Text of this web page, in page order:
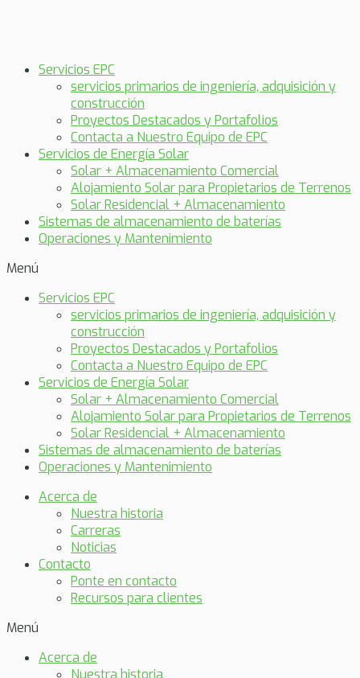
Servicios EPC
servicios primarios de ingeniería, adquisición y
construcción
Proyectos Destacados y Portafolios
Contacta a Nuestro Equipo de EPC
Servicios de Energía Solar
Solar + Almacenamiento Comercial
Alojamiento Solar para Propietarios de Terrenos
Solar Residencial + Almacenamiento
Sistemas de almacenamiento de baterías
Operaciones y Mantenimiento
Menú
Servicios EPC
servicios primarios de ingeniería, adquisición y
construcción
Proyectos Destacados y Portafolios
Contacta a Nuestro Equipo de EPC
Servicios de Energía Solar
Solar + Almacenamiento Comercial
Alojamiento Solar para Propietarios de Terrenos
Solar Residencial + Almacenamiento
Sistemas de almacenamiento de baterías
Operaciones y Mantenimiento
Acerca de
Nuestra historia
Carreras
Noticias
Contacto
Ponte en contacto
Recursos para clientes
Menú
Acerca de
Nuestra historia